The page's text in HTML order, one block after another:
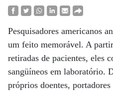
Pesquisadores americanos
um feito memorável. A
retiradas de pacientes, eles
sangüíneos em laboratório.
próprios doentes,